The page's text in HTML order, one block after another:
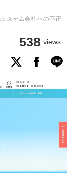
ステム会社への不正
538 views